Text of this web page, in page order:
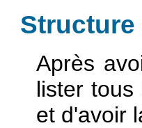
Après
lister
et d'avoir